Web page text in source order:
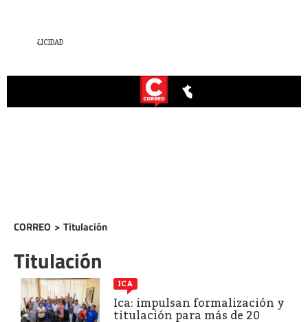
CORREO > Titulación
Titulación
ICA
Ica: impulsan formalización y
titulación para más de 20